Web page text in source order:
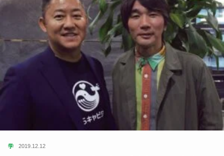
学 2019.12.12